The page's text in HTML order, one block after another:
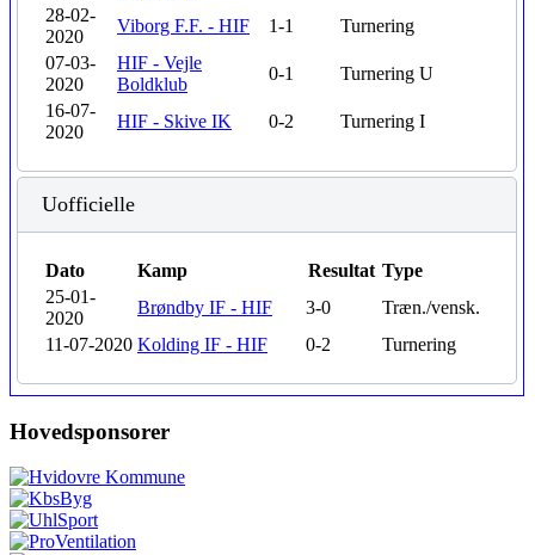
28-02-
2020
Viborg F.F. - HIF 1-1
Turnering
07-03-
2020
HIF - Vejle
Boldklub
0-1 Turnering U
16-07-
2020
HIF - Skive IK 0-2 Turnering I
Uofficielle
Dato Kamp Resultat Type
25-01-
2020
Brøndby IF - HIF 3-0
Træn./vensk.
11-07-2020 Kolding IF - HIF 0-2 Turnering
Hovedsponsorer